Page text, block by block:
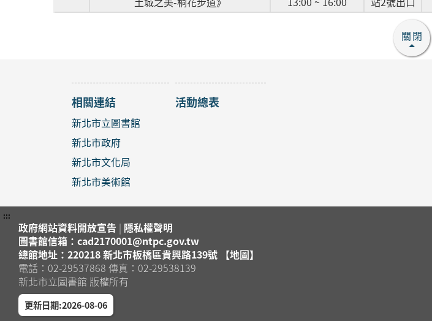
關閉
相關連結
新北市立圖書館
新北市政府
新北市文化局
新北市美術館
活動總表
:::
政府網站資料開放宣告 | 隱私權聲明
圖書館信箱：cad2170001@ntpc.gov.tw
總館地址：220218 新北市板橋區貴興路139號 【地圖】
電話：02-29537868 傳真：02-29538139
新北市立圖書館 版權所有
更新日期:2026-08-06